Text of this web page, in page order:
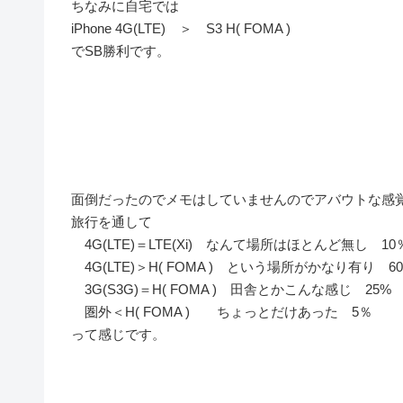
ちなみに自宅では
iPhone 4G(LTE) ＞ S3 H( FOMA )
でSB勝利です。
面倒だったのでメモはしていませんのでアバウトな感
旅行を通して
4G(LTE)＝LTE(Xi) なんて場所はほとんど無し 10
4G(LTE)＞H( FOMA ) という場所がかなり有り 60
3G(S3G)＝H( FOMA ) 田舎とかこんな感じ 25%
圏外＜H( FOMA ) ちょっとだけあった 5％
って感じです。